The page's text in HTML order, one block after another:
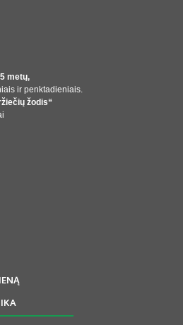
metų,
ir penktadieniais.
žodis“